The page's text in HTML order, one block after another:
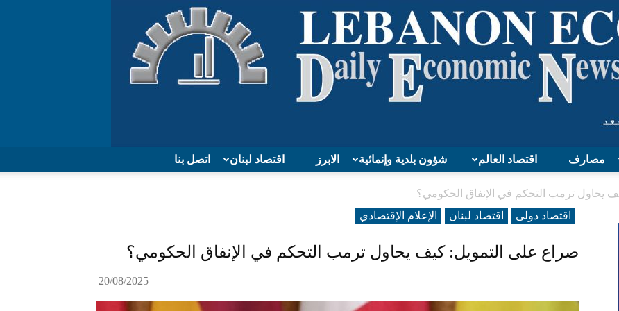
Lebanon
اتصل بنا اقتصاد لبنان الابرز شؤون بلدية وإنمائية اقتصاد العالم مصارف
يحاول ترمب التحكم في الإنفاق الحكومي؟
اقتصاد دولی
اقتصاد لبنان الإعلام الإقتصادي
صراع على التمويل: كيف يحاول ترمب التحكم في الإنفاق الحكومي؟
20/08/2025